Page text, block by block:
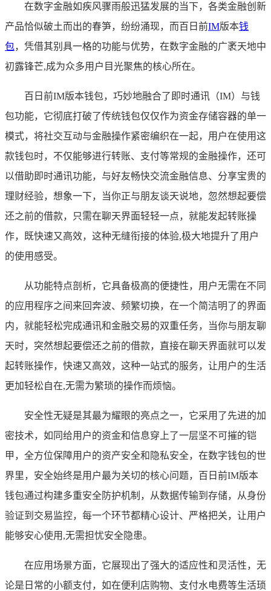
在数字金融如疾风骤雨般迅猛发展的当下，各类金融创新
产品恰似破土而出的春笋，纷纷涌现，而百日前IM版本钱
包，凭借其别具一格的功能与优势，在数字金融的广袤天地中
初露锋芒,成为众多用户目光聚焦的核心所在。
百日前IM版本钱包，巧妙地融合了即时通讯（IM）与钱
包功能，它彻底打破了传统钱包仅仅作为资金存储容器的单一
模式，将社交互动与金融操作紧密编织在一起，用户在使用这
款钱包时，不仅能够进行转账、支付等常规的金融操作，还可
以借助即时通讯功能，与好友畅快交流金融信息、分享宝贵的
理财经验，想象一下，当你正与朋友谈天说地，忽然想起要偿
还之前的借款，只需在聊天界面轻轻一点，就能发起转账操
作，既快速又高效，这种无缝衔接的体验,极大地提升了用户
的使用感受。
从功能特点剖析，它具备极高的便捷性，用户无需在不同
的应用程序之间来回奔波、频繁切换，在一个简洁明了的界面
内，就能轻松完成通讯和金融交易的双重任务，当你与朋友聊
天时，突然想起要偿还之前的借款，直接在聊天界面就可以发
起转账操作，快速又高效，这种一站式的服务，让用户的生活
更加轻松自在,无需为繁琐的操作而烦恼。
安全性无疑是其最为耀眼的亮点之一，它采用了先进的加
密技术，如同给用户的资金和信息穿上了一层坚不可摧的铠
甲，全方位保障用户的资产安全和隐私安全，在数字钱包的世
界里，安全始终是用户最为关切的核心问题，百日前IM版本
钱包通过构建多重安全防护机制，从数据传输到存储，从身份
验证到交易监控，每一个环节都精心设计、严格把关，让用户
能够安心使用,无需担忧安全隐患。
在应用场景方面，它展现出了强大的适应性和灵活性，无
论是日常的小额支付，如在便利店购物、支付水电费等生活琐